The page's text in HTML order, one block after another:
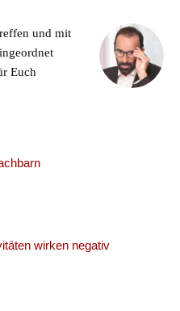
und mit
Euch
wirken negativ